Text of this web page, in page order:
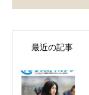
最近の記事